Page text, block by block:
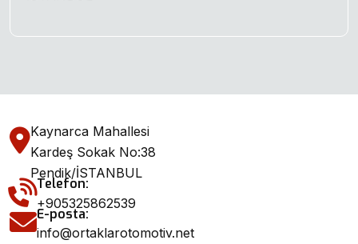
Kaynarca Mahallesi
Kardeş Sokak No:38
Pendik/İSTANBUL
Telefon:
+905325862539
E-posta:
info@ortaklarotomotiv.net